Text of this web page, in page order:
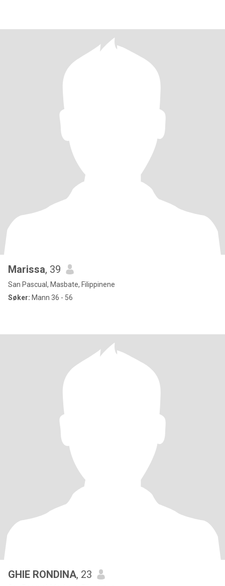
Marissa, 39
San Pascual, Masbate, Filippinene
Søker: Mann 36 - 56
GHIE RONDINA, 23